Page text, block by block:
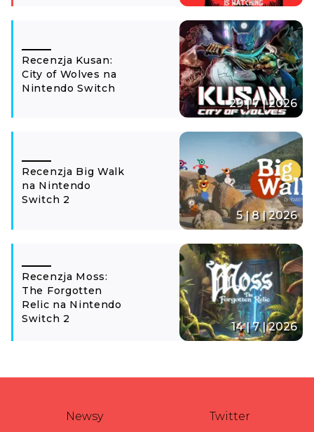
Recenzja Kusan:
City of Wolves na
Nintendo Switch
29 | 7 | 2026
Recenzja Big Walk
na Nintendo
Switch 2
5 | 8 | 2026
Recenzja Moss:
The Forgotten
Relic na Nintendo
Switch 2
14 | 7 | 2026
Newsy Twitter